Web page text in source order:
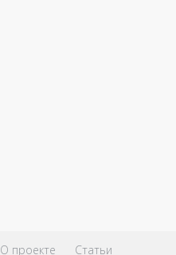
О проекте Статьи